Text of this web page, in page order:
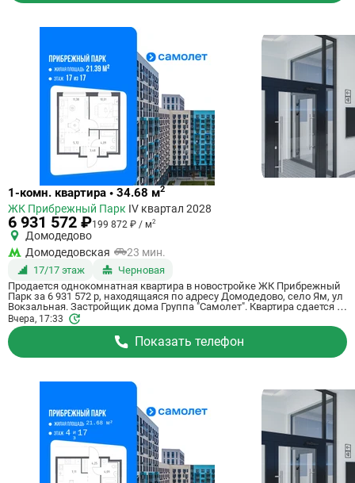
Ссылка
квартиру
1-комн. квартира • 34.68 м2
ЖК Прибрежный Парк IV квартал 2028
6 931 572 ₽199 872 ₽ / м2
Домодедово
Домодедовская
23 мин.
17/17 этаж
Черновая
Продается однокомнатная квартира в новостройке ЖК Прибрежный
Парк за 6 931 572 р, находящаяся по адресу Домодедово, село Ям, ул
Вокзальная. Застройщик дома Группа "Самолет". Квартира сдается в
IV квартале 2028 года с черновой отделкой, в 23 минутах на машине
от станции метрополитена Домодедовская. Общая площадь
квартиры - 34.68 м². Этаж 17 из 17. ID квартиры на СтройкиРУ 801165,
назовите его когда будете звонить.
Вчера, 17:33
Показать телефон